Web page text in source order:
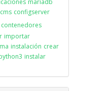
mariadb
cms configserver
contenedores
importar
instalación crear
instalar